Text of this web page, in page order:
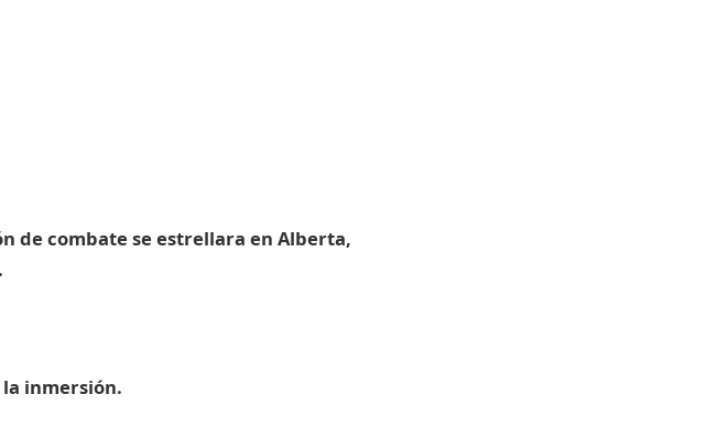
de combate se estrellara en Alberta,
inmersión.